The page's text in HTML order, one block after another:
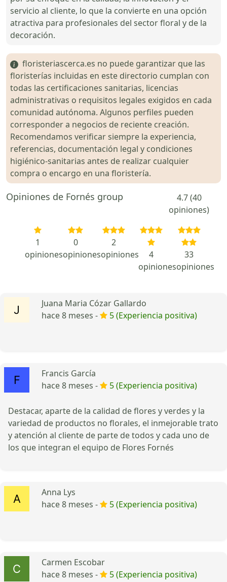
servicio al cliente, lo que la convierte en una opción
atractiva para profesionales del sector floral y de la
decoración.
floristeriascerca.es no puede garantizar que las
floristerías incluidas en este directorio cumplan con
todas las certificaciones sanitarias, licencias
administrativas o requisitos legales exigidos en cada
comunidad autónoma. Algunos perfiles pueden
corresponder a negocios de reciente creación.
Recomendamos verificar siempre la experiencia,
referencias, documentación legal y condiciones
higiénico-sanitarias antes de realizar cualquier
compra o encargo en una floristería.
Opiniones de Fornés group
4.7 (40
opiniones)
1
opiniones
0
opiniones
2
opiniones
4
opiniones
33
opiniones
Juana Maria Cózar Gallardo
hace 8 meses -
5 (Experiencia positiva)
Francis García
hace 8 meses -
5 (Experiencia positiva)
Destacar, aparte de la calidad de flores y verdes y la
variedad de productos no florales, el inmejorable trato
y atención al cliente de parte de todos y cada uno de
los que integran el equipo de Flores Fornés
Anna Lys
hace 8 meses -
5 (Experiencia positiva)
Carmen Escobar
hace 8 meses -
5 (Experiencia positiva)